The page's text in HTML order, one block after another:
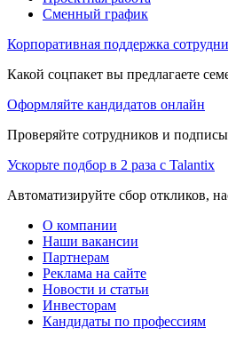
Сменный график
Корпоративная поддержка
Какой соцпакет вы предлагаете
Оформляйте кандидатов онлайн
Проверяйте сотрудников и
Ускорьте подбор в 2 раза с Talantix
Автоматизируйте сбор откликов,
О компании
Наши вакансии
Партнерам
Реклама на сайте
Новости и статьи
Инвесторам
Кандидаты по профессиям